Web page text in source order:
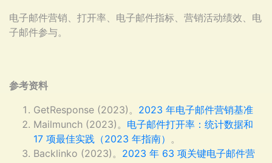
电子邮件营销、打开率、电子邮件指标、营销活动绩效、电
子邮件参与。
参考资料
GetResponse (2023)。 2023 年电子邮件营销基准
Mailmunch (2023)。 电子邮件打开率：统计数据和
17 项最佳实践（2023 年指南） 。
Backlinko (2023)。 2023 年 63 项关键电子邮件营